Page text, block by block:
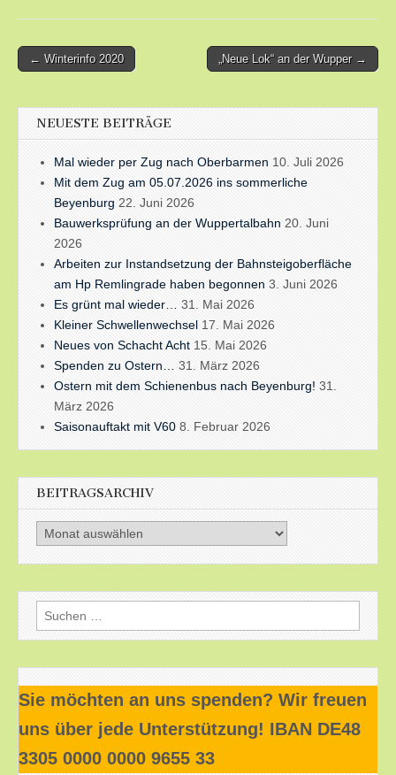
Post
← Winterinfo 2020 „Neue Lok“ an der Wupper →
NEUESTE BEITRÄGE
Mal wieder per Zug nach Oberbarmen 10. Juli 2026
Mit dem Zug am 05.07.2026 ins sommerliche
Beyenburg 22. Juni 2026
Bauwerksprüfung an der Wuppertalbahn 20. Juni
2026
Arbeiten zur Instandsetzung der Bahnsteigoberfläche
am Hp Remlingrade haben begonnen 3. Juni 2026
Es grünt mal wieder…
31. Mai 2026
Kleiner Schwellenwechsel 17. Mai 2026
Neues von Schacht Acht 15. Mai 2026
Spenden zu Ostern…
31. März 2026
Ostern mit dem Schienenbus nach Beyenburg! 31.
März 2026
Saisonauftakt mit V60 8. Februar 2026
BEITRAGSARCHIV
Beitragsarchiv
Suchen
nach:
Sie möchten an uns spenden? Wir freuen
uns über jede Unterstützung! IBAN DE48
3305 0000 0000 9655 33